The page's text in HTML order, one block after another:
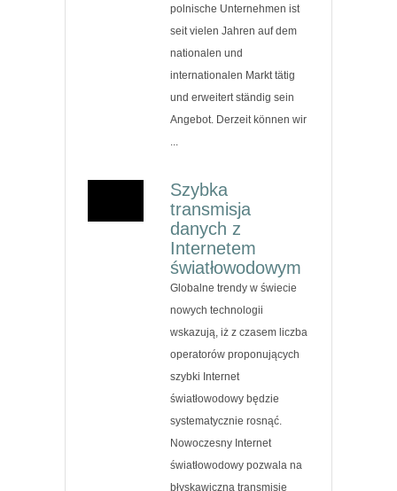
polnische Unternehmen ist
seit vielen Jahren auf dem
nationalen und
internationalen Markt tätig
und erweitert ständig sein
Angebot. Derzeit können wir
Szybka
transmisja
danych z
Internetem
światłowodowym
Globalne trendy w świecie
nowych technologii
wskazują, iż z czasem liczba
operatorów proponujących
szybki Internet
światłowodowy będzie
systematycznie rosnąć.
Nowoczesny Internet
światłowodowy pozwala na
błyskawiczną transmisję